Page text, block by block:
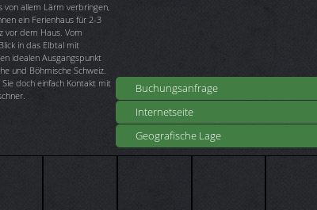
Buchungsanfrage
Internetseite
Geografische Lage
von allem Lärm verbringen,
ein Ferienhaus für 2-3
vor dem Haus. Vom
in das Elbtal mit
idealen Ausgangspunkt
und Böhmische Schweiz.
doch einfach Kontakt mit